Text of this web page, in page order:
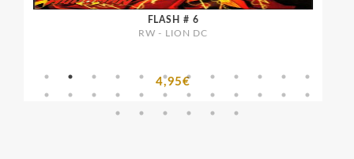
FLASH # 6
RW - LION DC
4,95€